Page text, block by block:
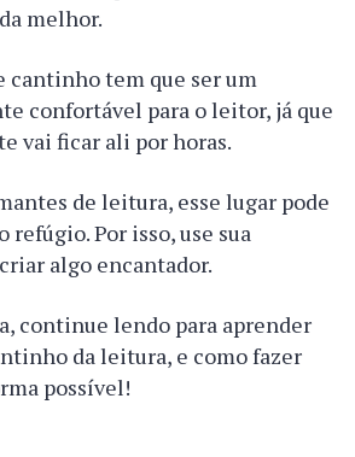
melhor.
cantinho tem que ser um
confortável para o leitor, já que
vai ficar ali por horas.
de leitura, esse lugar pode
refúgio. Por isso, use sua
algo encantador.
continue lendo para aprender
da leitura, e como fazer
possível!